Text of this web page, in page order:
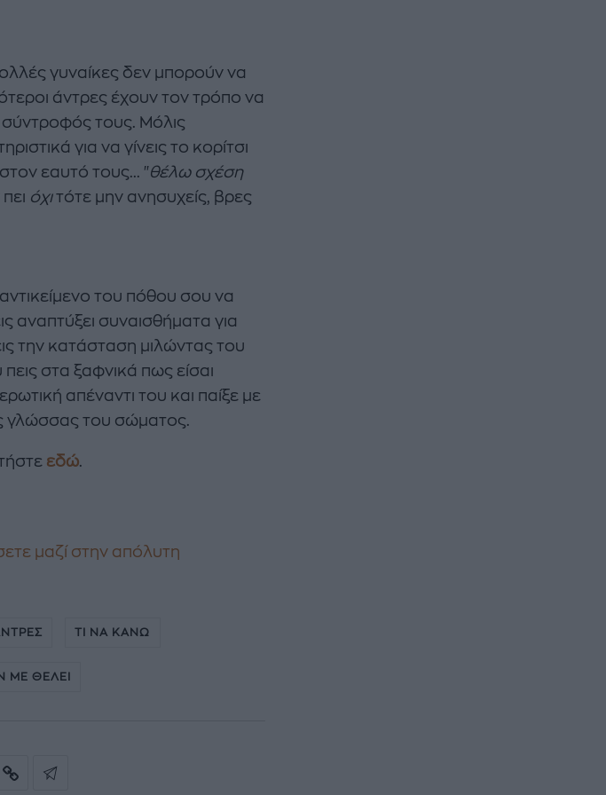
γυναίκες δεν μπορούν να
άντρες έχουν τον τρόπο να
σύντροφός τους. Μόλις
για να γίνεις το κορίτσι
εαυτό τους... "θέλω σχέση
όχιτότε μην ανησυχείς, βρες
του πόθου σου να
αναπτύξει συναισθήματα για
την κατάσταση μιλώντας του
στα ξαφνικά πως είσαι
απέναντι του και παίξε με
γλώσσας του σώματος.
εδώ.
μαζί στην απόλυτη
ΤΙ ΝΑ ΚΑΝΩ
ΜΕ ΘΕΛΕΙ